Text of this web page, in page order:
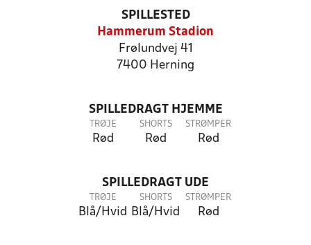
SPILLESTED
Hammerum Stadion
Frølundvej 41
7400 Herning
SPILLEDRAGT HJEMME
TRØJE
Rød
SHORTS
Rød
STRØMPER
Rød
SPILLEDRAGT UDE
TRØJE
Blå/Hvid
SHORTS
Blå/Hvid
STRØMPER
Rød